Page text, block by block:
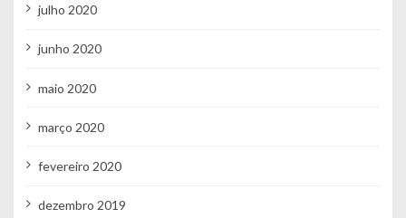
julho 2020
junho 2020
maio 2020
março 2020
fevereiro 2020
dezembro 2019